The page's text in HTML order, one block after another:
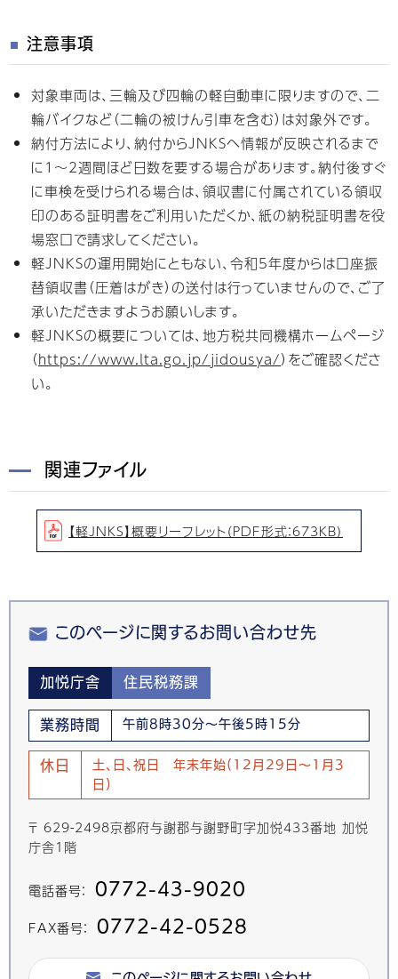
注意事項
対象車両は、三輪及び四輪の軽自動車に限りますので、二
輪バイクなど（二輪の被けん引車を含む）は対象外です。
納付方法により、納付からJNKSへ情報が反映されるまで
に1～2週間ほど日数を要する場合があります。納付後すぐ
に車検を受けられる場合は、領収書に付属されている領収
印のある証明書をご利用いただくか、紙の納税証明書を役
場窓口で請求してください。
軽JNKSの運用開始にともない、令和5年度からは口座振
替領収書（圧着はがき）の送付は行っていませんので、ご了
承いただきますようお願いします。
軽JNKSの概要については、地方税共同機構ホームページ
（https://www.lta.go.jp/jidousya/）をご確認くださ
い。
関連ファイル
【軽JNKS】概要リーフレット（PDF形式：673KB）
このページに関するお問い合わせ先
加悦庁舎 住民税務課
業務時間 午前8時30分～午後5時15分
休日
土、日、祝日 年末年始(12月29日～1月3
日)
〒 629-2498京都府与謝郡与謝野町字加悦433番地 加悦
庁舎1階
電話番号： 0772-43-9020
FAX番号： 0772-42-0528